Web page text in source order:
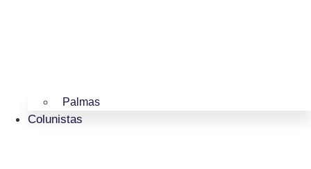
Palmas
Colunistas